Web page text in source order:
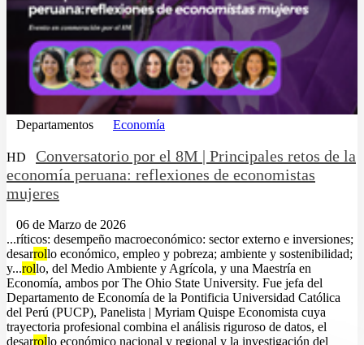
Departamentos Economía
HD
Conversatorio por el 8M | Principales retos de la
economía peruana: reflexiones de economistas
mujeres
06 de Marzo de 2026
...ríticos: desempeño macroeconómico: sector externo e inversiones;
desarrollo económico, empleo y pobreza; ambiente y sostenibilidad;
y...rollo, del Medio Ambiente y Agrícola, y una Maestría en
Economía, ambos por The Ohio State University. Fue jefa del
Departamento de Economía de la Pontificia Universidad Católica
del Perú (PUCP), Panelista | Myriam Quispe Economista cuya
trayectoria profesional combina el análisis riguroso de datos, el
desarrollo económico nacional y regional y la investigación del